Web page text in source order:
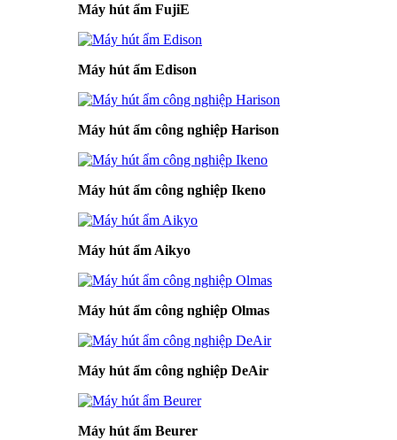
Máy hút ẩm FujiE
Máy hút ẩm Edison
Máy hút ẩm công nghiệp Harison
Máy hút ẩm công nghiệp Ikeno
Máy hút ẩm Aikyo
Máy hút ẩm công nghiệp Olmas
Máy hút ẩm công nghiệp DeAir
Máy hút ẩm Beurer